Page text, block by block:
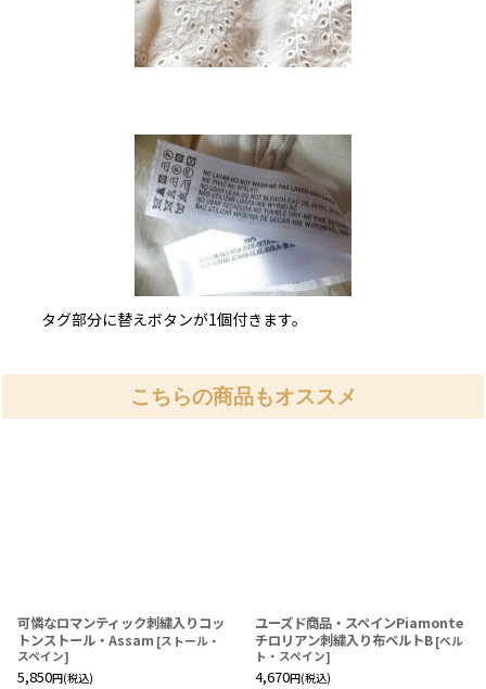
タグ部分に替えボタンが1個付きます。
こちらの商品もオススメ
可憐なロマンティック刺繍入りコッ
トンストール・Assam [ストール・
スペイン]
5,850円(税込)
ユーズド商品・スペインPiamonte
チロリアン刺繍入り布ベルトB [ベル
ト・スペイン]
4,670円(税込)